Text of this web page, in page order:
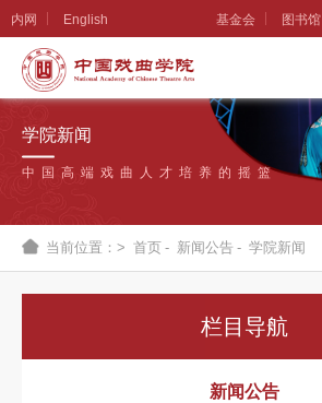
内网 English 基金会 图书馆
学
院
概
况
织
机
学院新闻
中国高端戏曲人才培养的摇篮
当前位置：> 首页 - 新闻公告 - 学院新闻
栏目导航
新闻公告